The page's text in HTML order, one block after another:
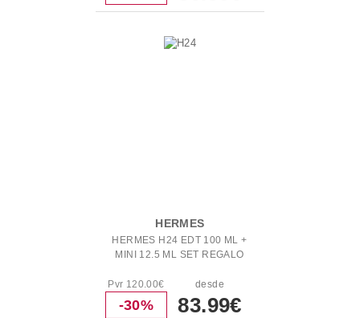
HERMES
HERMES H24 EDT 100 ML +
MINI 12.5 ML SET REGALO
Pvr 120.00€
-30%
desde
83.99€